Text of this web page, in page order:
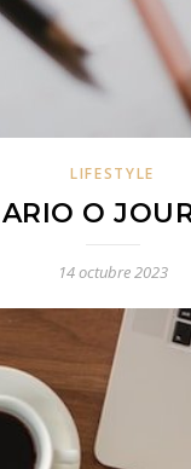
LIFESTYLE
O
14 octubre 2023